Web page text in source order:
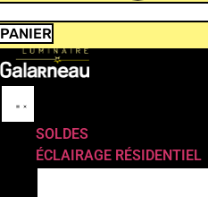
PANIER
SOLDES
ÉCLAIRAGE RÉSIDENTIEL